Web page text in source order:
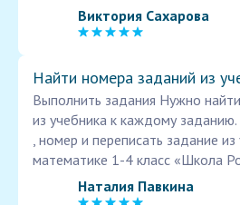
Виктория Сахарова
Найти номера заданий из
Выполнить задания Нужно
из учебника к каждому заданию.
, номер и переписать задание
математике 1-4 класс «Школа
Наталия Павкина